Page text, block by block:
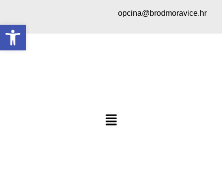
opcina@brodmoravice.hr
Open toolbar